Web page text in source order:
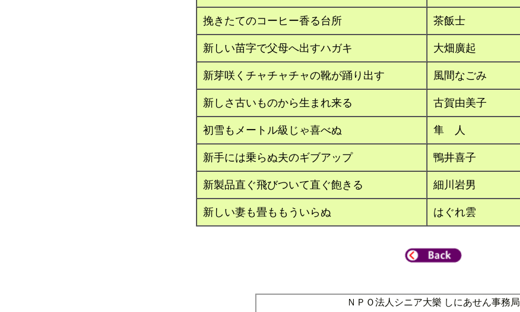
挽きたてのコーヒー香る台所 茶飯士
新しい苗字で父母へ出すハガキ 大畑廣起
新芽咲くチャチャチャの靴が踊り出す 風間なごみ
新しさ古いものから生まれ来る 古賀由美子
初雪もメートル級じゃ喜べぬ 隼 人
新手には乗らぬ夫のギブアップ 鴨井喜子
新製品直ぐ飛びついて直ぐ飽きる 細川岩男
新しい妻も畳ももういらぬ はぐれ雲
ＮＰＯ法人シニア大樂 しにあせん事務局